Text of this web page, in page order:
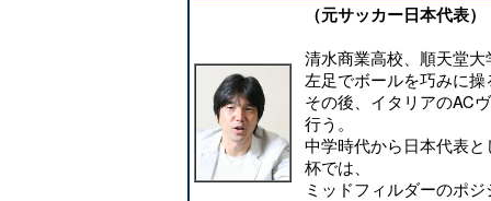
（元サッカー日本代表）
清水商業高校、順天堂
左足でボールを巧みに
その後、イタリアのAC
行う。
中学時代から日本代表
杯では、
ミッドフィルダーのポ